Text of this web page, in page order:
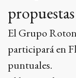
El Grupo
participará en
puntuales.